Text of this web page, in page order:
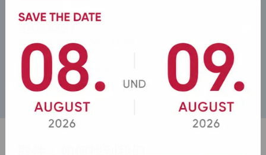
周一至周五，09:00 – 12:00
+49 (0) 6543 5019-24
lostandfound@bohr.de